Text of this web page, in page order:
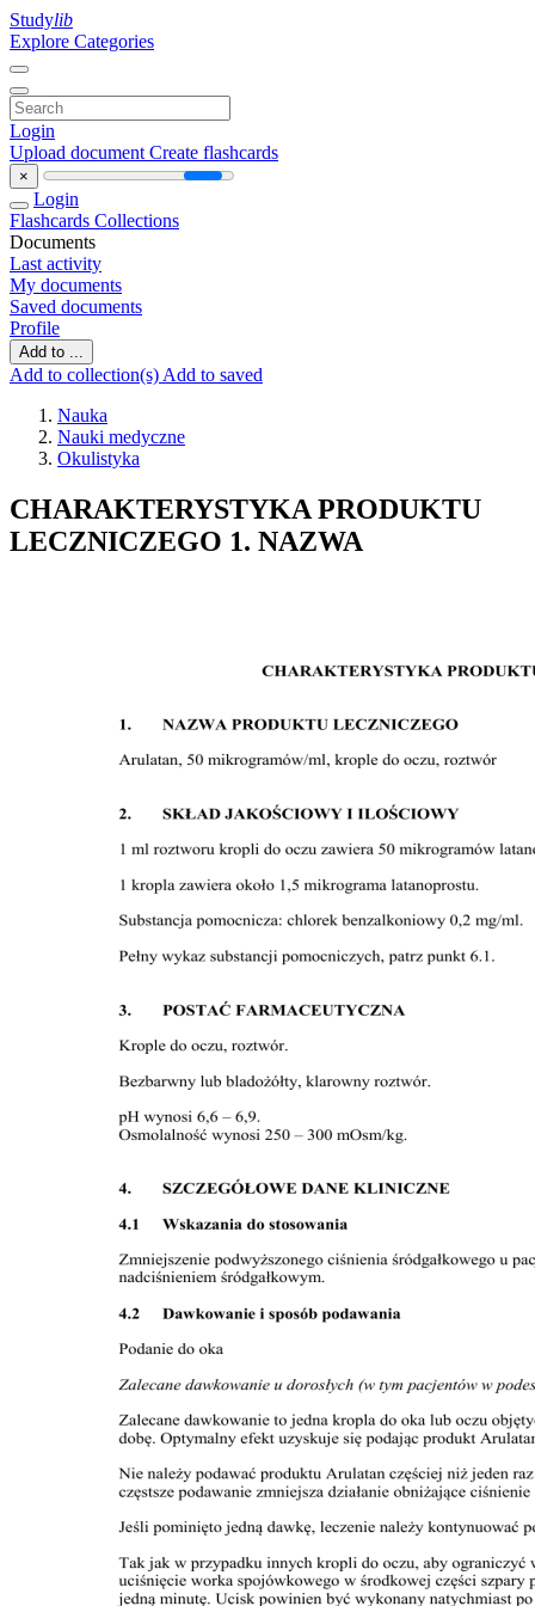
Studylib
Explore Categories
Login
Upload document Create flashcards
×
Login
Flashcards Collections
Documents
Last activity
My documents
Saved documents
Profile
Add to ...
Add to collection(s) Add to saved
Nauka
Nauki medyczne
Okulistyka
CHARAKTERYSTYKA PRODUKTU
LECZNICZEGO 1. NAZWA